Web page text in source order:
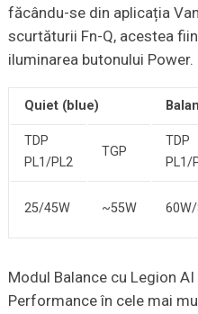
făcându-se din aplicația
scurtăturii Fn-Q, acestea
iluminarea butonului Power.
Quiet (blue)
TDP
PL1/PL2
TGP
TDP
PL1/
25/45W ~55W
Modul Balance cu Legion
Performance în cele mai